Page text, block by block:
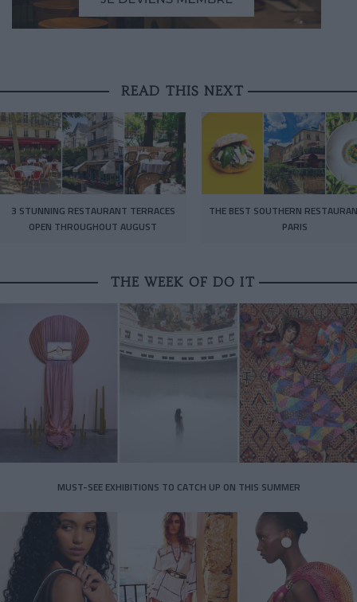
READ THIS NEXT
3 STUNNING RESTAURANT TERRACES
OPEN THROUGHOUT AUGUST
THE BEST SOUTHERN
PARIS
THE WEEK OF DO IT
MUST-SEE EXHIBITIONS TO CATCH UP ON THIS SUMMER